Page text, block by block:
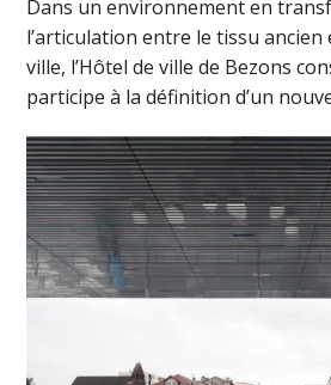
Dans un environnement en
l’articulation entre le tissu
ville, l’Hôtel de ville de Bezons
participe à la définition d’un